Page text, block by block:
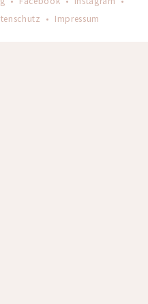
• Impressum